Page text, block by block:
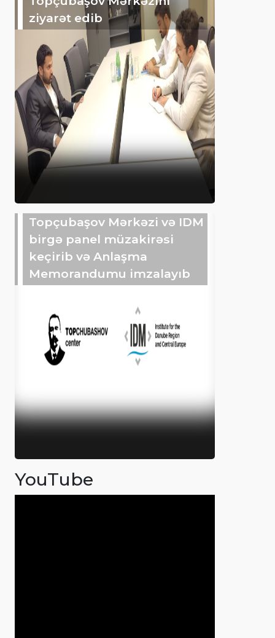
ziyarət edib
Topçubaşov Mərkəzi və IDM
birgə panel müzakirəsi
keçirib və Anlaşma
Memorandumu imzalayıb
YouTube